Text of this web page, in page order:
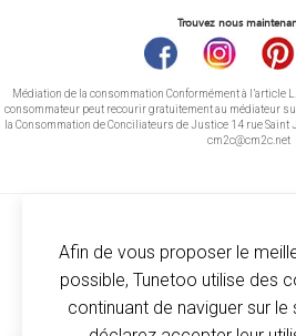
Trouvez nous
Médiation de la consommation Conformément à l’article
consommateur peut recourir gratuitement au médiateur
la Consommation de Conciliateurs de Justice 14 rue
cm2c@cm2c.net
© Copyright 2026 -
Afin de vous proposer le
possible, Tunetoo utilise des
continuant de naviguer sur le